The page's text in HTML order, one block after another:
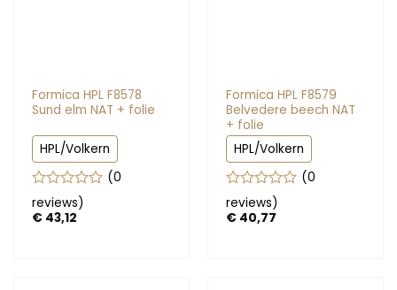
Formica HPL F8578
Sund elm NAT + folie
HPL/Volkern
Gewaardeerd
0
uit
(0
reviews)
€43,12
Formica HPL F8579
Belvedere beech NAT
+ folie
HPL/Volkern
Gewaardeerd
0
uit
(0
reviews)
€40,77